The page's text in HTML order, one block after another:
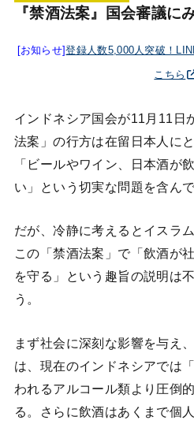
『禁酒法案』国会審議に
[お知らせ]登録人数5,000人突破！
こちら
インドネシア国会が11月11日
法案」の行方は在留日本人に
「ビールやワイン、日本酒が
い」という切実な問題を含ん
だが、冷静に考えるとイスラ
この「禁酒法案」で「飲酒が
を守る」という趣旨の説明は
う。
まず社会に深刻な影響を与え
は、現在のインドネシアでは
われるアルコール類より圧倒
る。さらに飲酒はあくまで個